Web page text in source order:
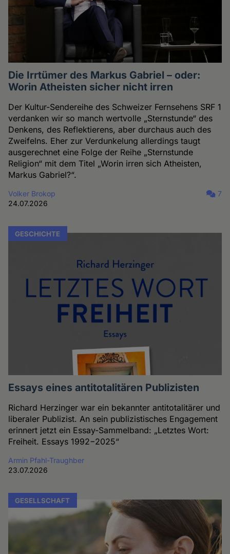
Die Irrtümer des Markus Gabriel – oder:
Worin Atheisten sicher nicht irren
Der Kultur-Sendereihe des Schweizer Fernsehens SRF 1
verdanken wir so manch wertvolle „Sternstunde“ des
Denkens, des Reflektierens, aber durchaus auch des
Zweifelns. Eher zur Verdunkelung allerdings taugt
ausgerechnet eine Folge der Reihe „Sternstunde
Religion“ mit dem Titel „Worin irren sich Atheisten,
Markus Gabriel?“.
Volker Brokop
24.07.2026
7
GESCHICHTE
Essays eines antitotalitären Publizisten
Richard Herzinger war ein bekannter antitotalitärer und
liberaler Publizist. An sein publizistisches Engagement
erinnert jetzt ein Essay-Sammelband: „Letztes Wort:
Freiheit. Essays 1992−2025“
Armin Pfahl-Traughber
23.07.2026
GESELLSCHAFT